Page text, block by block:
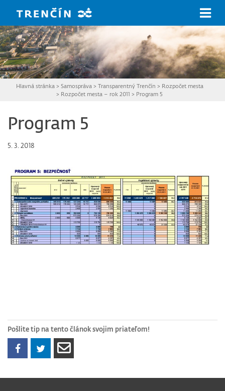
Hlavná stránka > Samospráva > Transparentný Trenčín > Rozpočet mesta
> Rozpočet mesta – rok 2011 > Program 5
Program 5
5. 3. 2018
Pošlite tip na tento článok svojim priateľom!